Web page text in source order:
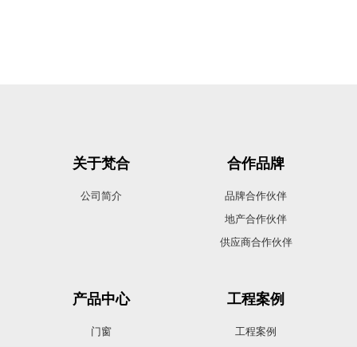
关于梵合
公司简介
合作品牌
品牌合作伙伴
地产合作伙伴
供应商合作伙伴
产品中心
门窗
工程案例
工程案例